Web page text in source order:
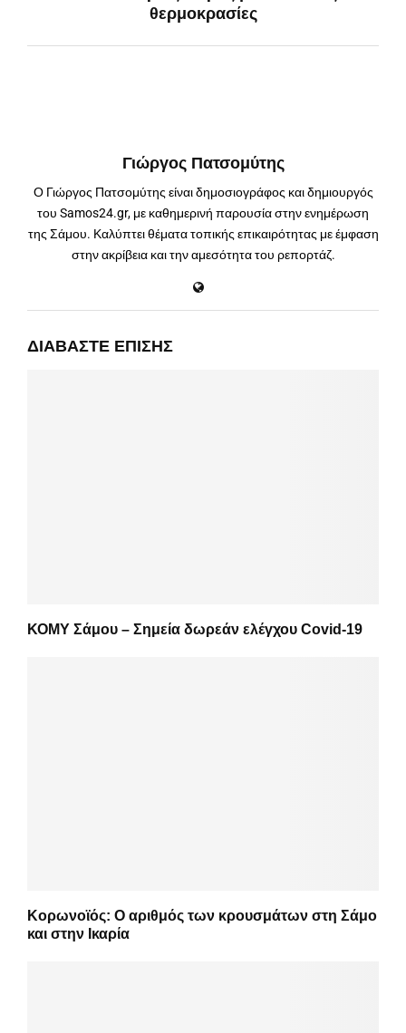
θερμοκρασίες
Γιώργος Πατσομύτης
Ο Γιώργος Πατσομύτης είναι δημοσιογράφος και δημιουργός
του Samos24.gr, με καθημερινή παρουσία στην ενημέρωση
της Σάμου. Καλύπτει θέματα τοπικής επικαιρότητας με έμφαση
στην ακρίβεια και την αμεσότητα του ρεπορτάζ.
ΔΙΑΒΆΣΤΕ ΕΠΊΣΗΣ
ΚΟΜΥ Σάμου – Σημεία δωρεάν ελέγχου Covid-19
Κορωνοϊός: Ο αριθμός των κρουσμάτων στη Σάμο
και στην Ικαρία